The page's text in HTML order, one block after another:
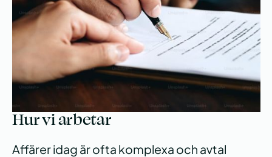
klienter med upprättande, granskning och
förhandling av en mängd olika kommersiella
avtal, såsom sekretessavtal, samarbetsavtal
och allmänna villkor.
Hur vi arbetar
Affärer idag är ofta komplexa och avtal